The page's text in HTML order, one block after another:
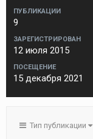
ПУБЛИКАЦИИ
9
ЗАРЕГИСТРИРОВАН
12 июля 2015
ПОСЕЩЕНИЕ
15 декабря 2021
Тип публикации